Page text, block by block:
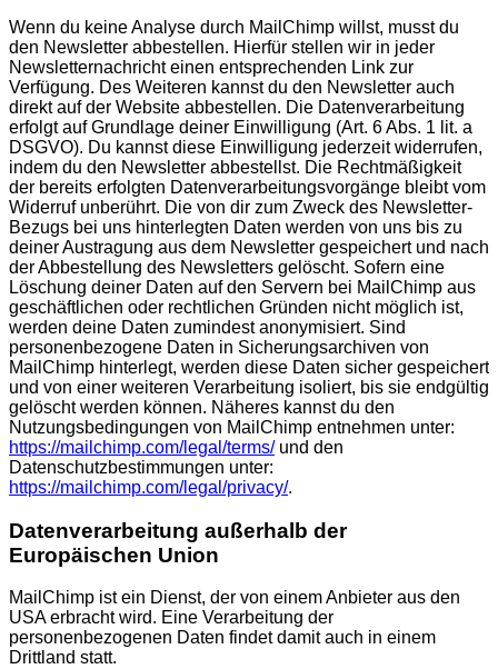
Wenn du keine Analyse durch MailChimp willst, musst du
den Newsletter abbestellen. Hierfür stellen wir in jeder
Newsletternachricht einen entsprechenden Link zur
Verfügung. Des Weiteren kannst du den Newsletter auch
direkt auf der Website abbestellen. Die Datenverarbeitung
erfolgt auf Grundlage deiner Einwilligung (Art. 6 Abs. 1 lit. a
DSGVO). Du kannst diese Einwilligung jederzeit widerrufen,
indem du den Newsletter abbestellst. Die Rechtmäßigkeit
der bereits erfolgten Datenverarbeitungsvorgänge bleibt vom
Widerruf unberührt. Die von dir zum Zweck des Newsletter-
Bezugs bei uns hinterlegten Daten werden von uns bis zu
deiner Austragung aus dem Newsletter gespeichert und nach
der Abbestellung des Newsletters gelöscht. Sofern eine
Löschung deiner Daten auf den Servern bei MailChimp aus
geschäftlichen oder rechtlichen Gründen nicht möglich ist,
werden deine Daten zumindest anonymisiert. Sind
personenbezogene Daten in Sicherungsarchiven von
MailChimp hinterlegt, werden diese Daten sicher gespeichert
und von einer weiteren Verarbeitung isoliert, bis sie endgültig
gelöscht werden können. Näheres kannst du den
Nutzungsbedingungen von MailChimp entnehmen unter:
https://mailchimp.com/legal/terms/und den
Datenschutzbestimmungen unter:
https://mailchimp.com/legal/privacy/.
Datenverarbeitung außerhalb der
Europäischen Union
MailChimp ist ein Dienst, der von einem Anbieter aus den
USA erbracht wird. Eine Verarbeitung der
personenbezogenen Daten findet damit auch in einem
Drittland statt.